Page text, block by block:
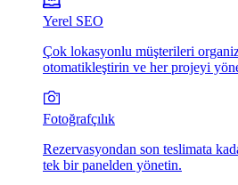
Yerel SEO
Çok lokasyonlu müşterileri
otomatikleştirin ve her projeyi
Fotoğrafçılık
Rezervasyondan son teslimata
tek bir panelden yönetin.